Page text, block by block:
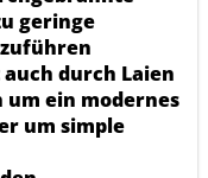
geringe
durch Laien
ein modernes
um simple